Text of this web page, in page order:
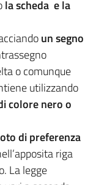
la scheda e la
un segno
o comunque
utilizzando
colore nero o
di preferenza
riga
La legge